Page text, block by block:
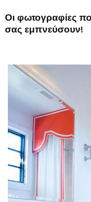
Οι φωτογραφίες
σας εμπνεύσουν!